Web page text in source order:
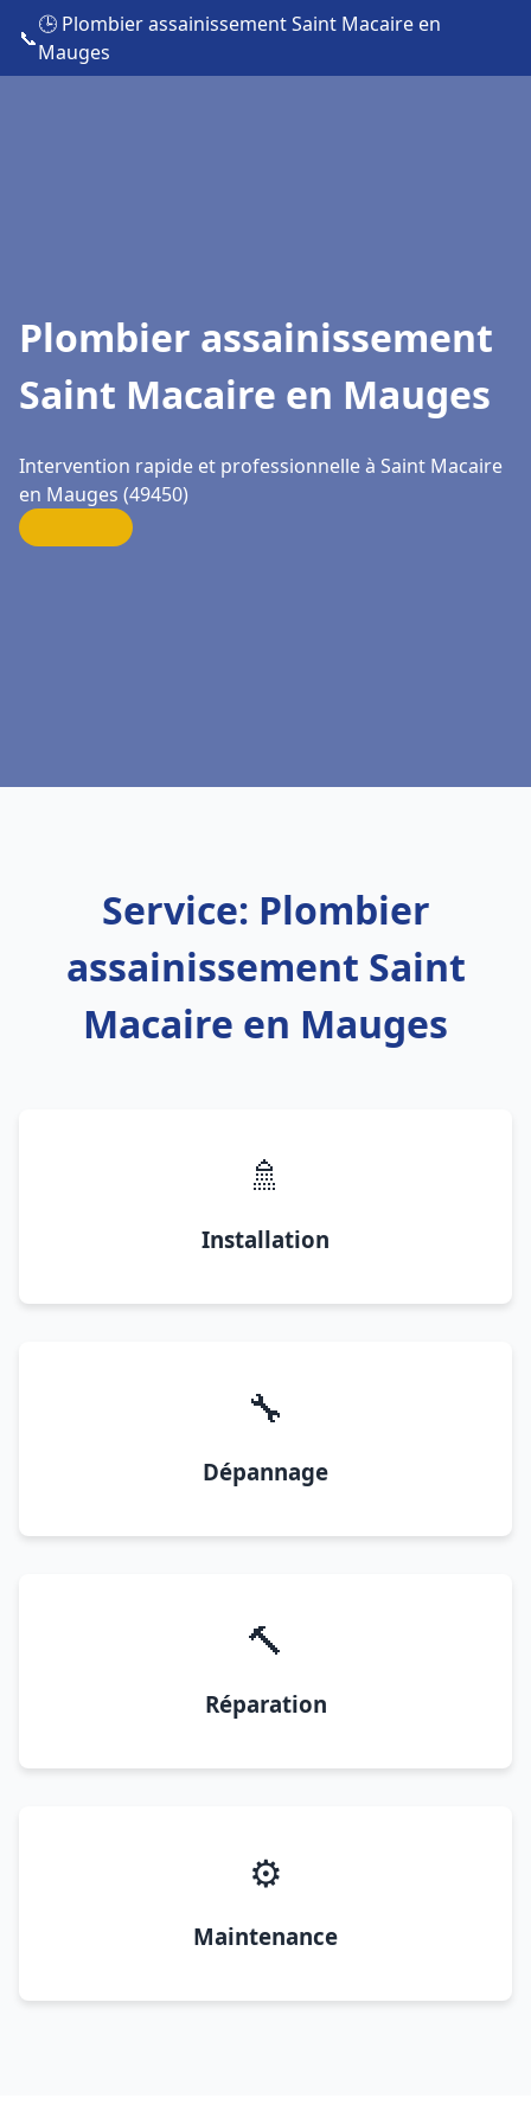
📞
🕒 Plombier assainissement Saint Macaire en
Mauges
Plombier assainissement
Saint Macaire en Mauges
Intervention rapide et professionnelle à Saint Macaire
en Mauges (49450)
Service: Plombier
assainissement Saint
Macaire en Mauges
🚿
Installation
🔧
Dépannage
🔨
Réparation
⚙️
Maintenance